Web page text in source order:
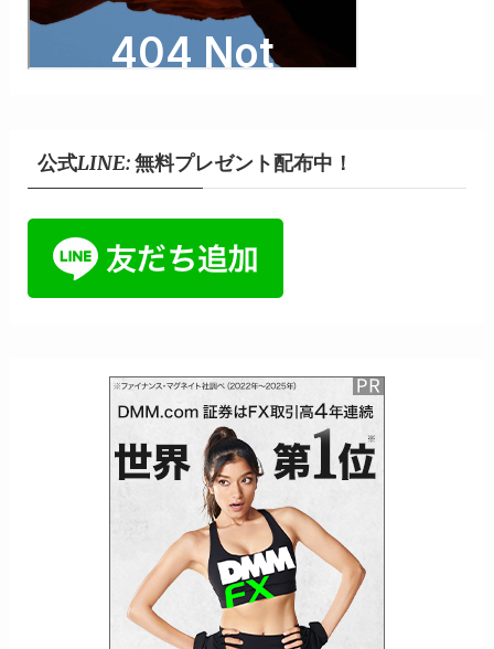
公式LINE: 無料プレゼント配布中！